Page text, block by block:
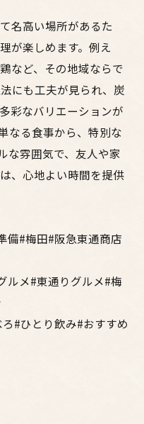
名高い場所があるた
が楽しめます。例え
など、その地域ならで
にも工夫が見られ、炭
彩なバリエーションが
なる食事から、特別な
な雰囲気で、友人や家
、心地よい時間を提供
備#梅田#阪急東通商店
ルメ#東通りグルメ#梅
#ひとり飲み#おすすめ